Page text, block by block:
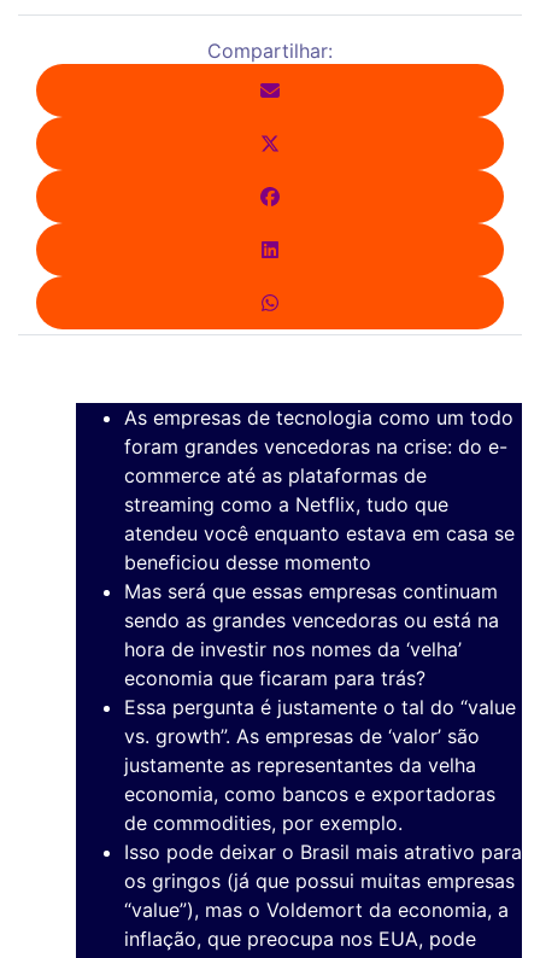
Compartilhar:
As empresas de tecnologia como um todo
foram grandes vencedoras na crise: do e-
commerce até as plataformas de
streaming como a Netflix, tudo que
atendeu você enquanto estava em casa se
beneficiou desse momento
Mas será que essas empresas continuam
sendo as grandes vencedoras ou está na
hora de investir nos nomes da ‘velha’
economia que ficaram para trás?
Essa pergunta é justamente o tal do “value
vs. growth”. As empresas de ‘valor’ são
justamente as representantes da velha
economia, como bancos e exportadoras
de commodities, por exemplo.
Isso pode deixar o Brasil mais atrativo para
os gringos (já que possui muitas empresas
“value”), mas o Voldemort da economia, a
inflação, que preocupa nos EUA, pode